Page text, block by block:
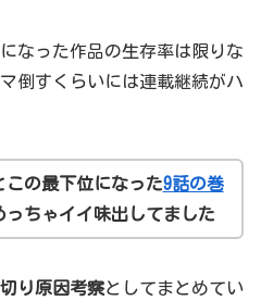
なった作品の生存率は限りな
倒すくらいには連載継続がハ
この最下位になった9話の巻
っちゃイイ味出してました
り原因考察としてまとめてい